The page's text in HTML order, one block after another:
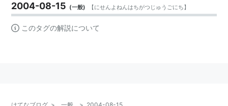
2004-08-15 (一般) 【にせんよねんはちがつじゅうごにち】
このタグの解説について